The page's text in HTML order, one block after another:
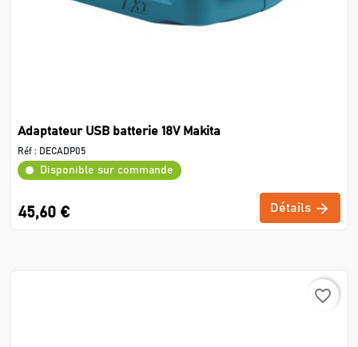
Adaptateur USB batterie 18V Makita
Réf : DECADP05
Disponible sur commande
45,60 € Détails
favorite_border